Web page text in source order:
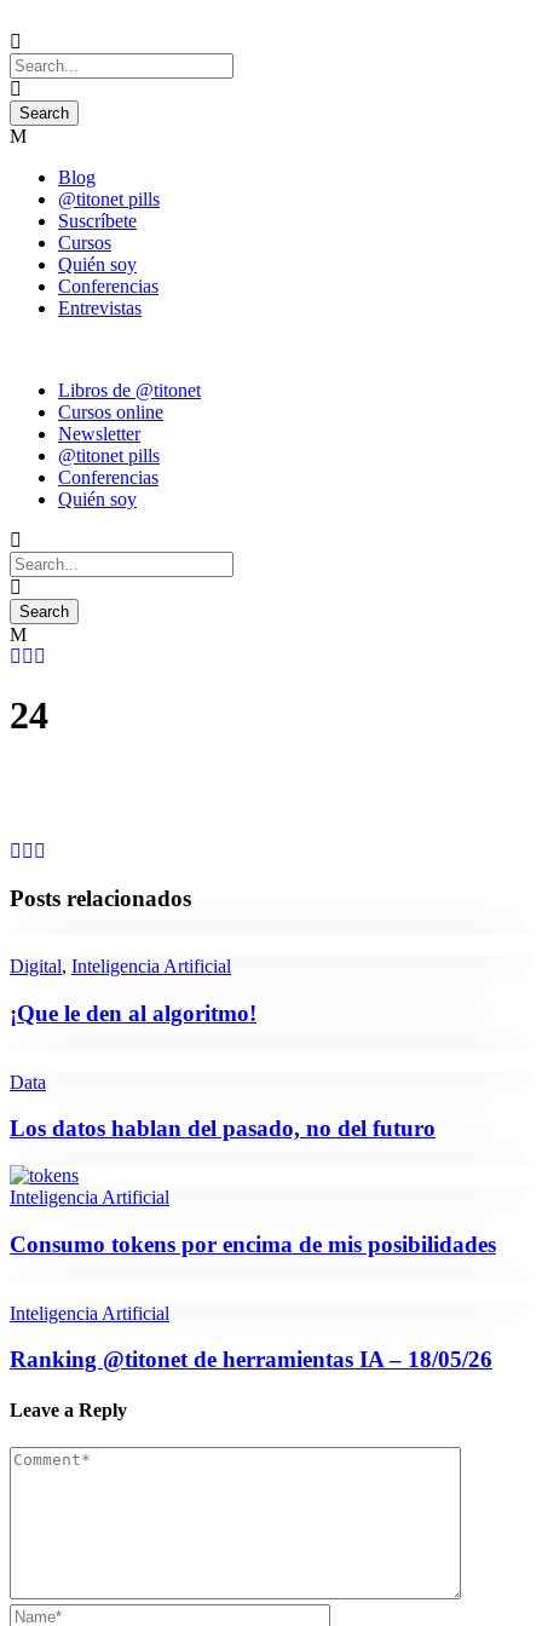
Blog
@titonet pills
Suscríbete
Cursos
Quién soy
Conferencias
Entrevistas
Libros de @titonet
Cursos online
Newsletter
@titonet pills
Conferencias
Quién soy
24
Posts relacionados
Digital, Inteligencia Artificial
¡Que le den al algoritmo!
Data
Los datos hablan del pasado, no del futuro
Inteligencia Artificial
Consumo tokens por encima de mis posibilidades
Inteligencia Artificial
Ranking @titonet de herramientas IA – 18/05/26
Leave a Reply